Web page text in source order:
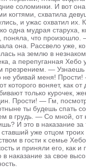
соломинки. И вот
когтями, схватила
и ужас охватил их.
одна мудрая старуха,
поняла, что произошло.
она. Рассвело уже,
на землю в
а перепуганная Хебо
презрением. —
не убивай меня!
которого воняет, как
только курочек,
Прости! — Гм,
ты будешь спать
в грудь. — Со мной, от
И это в наказание за
ставший уже отцом
в гости к семье
и приняли его, как
в наказание за свое